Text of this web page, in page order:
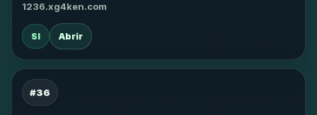
1236.xg4ken.com
SI Abrir
#36